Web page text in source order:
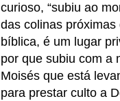
curioso, “subiu ao
das colinas
bíblica, é um lugar
por que subiu com a
Moisés que está
para prestar culto a